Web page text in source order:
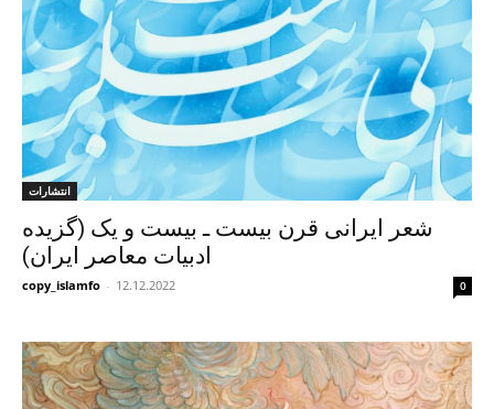
انتشارات
شعر ایرانی قرن بیست ـ بیست و یک (گزیده
ادبیات معاصر ایران)
copy_islamfo - 12.12.2022 0